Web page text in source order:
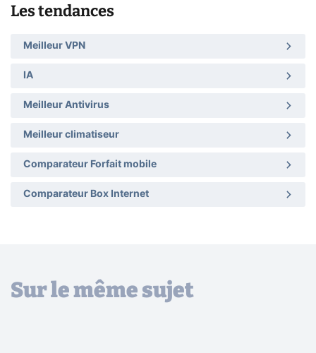
Les tendances
Meilleur VPN
IA
Meilleur Antivirus
Meilleur climatiseur
Comparateur Forfait mobile
Comparateur Box Internet
Sur le même sujet